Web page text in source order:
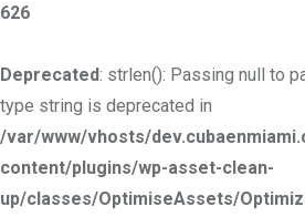
626
Deprecated: strlen(): Passing null to
type string is deprecated in
/var/www/vhosts/
content/plugins/wp-asset-clean-
up/classes/OptimiseAssets/